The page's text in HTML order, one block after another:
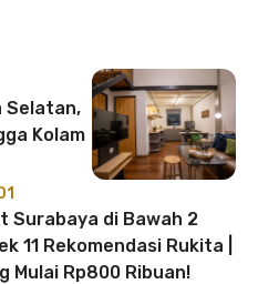
Selatan,
Kolam
Surabaya di Bawah 2
11 Rekomendasi Rukita |
Mulai Rp800 Ribuan!